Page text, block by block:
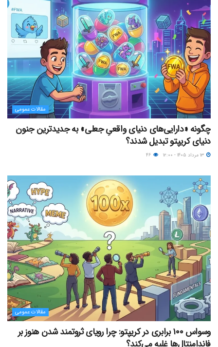
مقالات عمومی
چگونه «دارایی‌های دنیای واقعیِ جعلی» به جدیدترین جنون
دنیای کریپتو تبدیل شدند؟
مقالات عمومی
وسواس ۱۰۰ برابری در کریپتو: چرا رویای ثروتمند شدن هنوز بر
فاندامنتال‌ها غلبه می‌کند؟